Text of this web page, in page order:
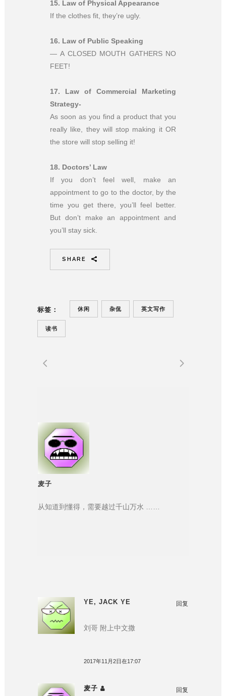
15. Law of Physical Appearance
If the clothes fit, they’re ugly.
16. Law of Public Speaking
—A CLOSED MOUTH GATHERS NO
FEET!
17.
Law of Commercial Marketing
Strategy-
As soon as you find a product that you
really like, they will stop making it OR
the store will stop selling it!
18. Doctors’ Law
If you don’t feel well, make an
appointment to go to the doctor, by the
time you get there, you’ll feel better.
But don’t make an appointment and
you’ll stay sick.
SHARE
标签： 休闲 杂侃 英文写作
读书
麦子
从知道到懂得，需要越过千山万水 ……
YE, JACK YE 回复
刘哥 附上中文撒
2017年11月2日在17:07
麦子 回复